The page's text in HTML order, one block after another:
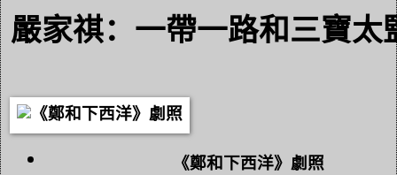
嚴家祺：一帶一路和三寶太
《鄭和下西洋》劇照